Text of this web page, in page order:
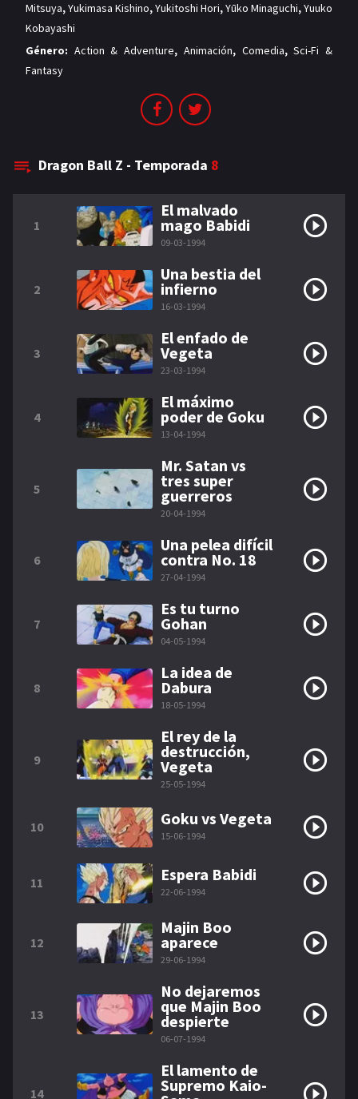
Mitsuya,Yukimasa Kishino,Yukitoshi Hori,Yūko Minaguchi,Yuuko
Kobayashi
Género: Action & Adventure, Animación, Comedia,Sci-Fi &
Fantasy
Dragon Ball Z - Temporada 8
1
El malvado
mago Babidi
09-03-1994
2
Una bestia del
infierno
16-03-1994
3
El enfado de
Vegeta
23-03-1994
4
El máximo
poder de Goku
13-04-1994
5
Mr. Satan vs
tres super
guerreros
20-04-1994
6
Una pelea difícil
contra No. 18
27-04-1994
7
Es tu turno
Gohan
04-05-1994
8
La idea de
Dabura
18-05-1994
9
El rey de la
destrucción,
Vegeta
25-05-1994
10 Goku vs Vegeta
15-06-1994
11 Espera Babidi
22-06-1994
12
Majin Boo
aparece
29-06-1994
13
No dejaremos
que Majin Boo
despierte
06-07-1994
14
El lamento de
Supremo Kaio-